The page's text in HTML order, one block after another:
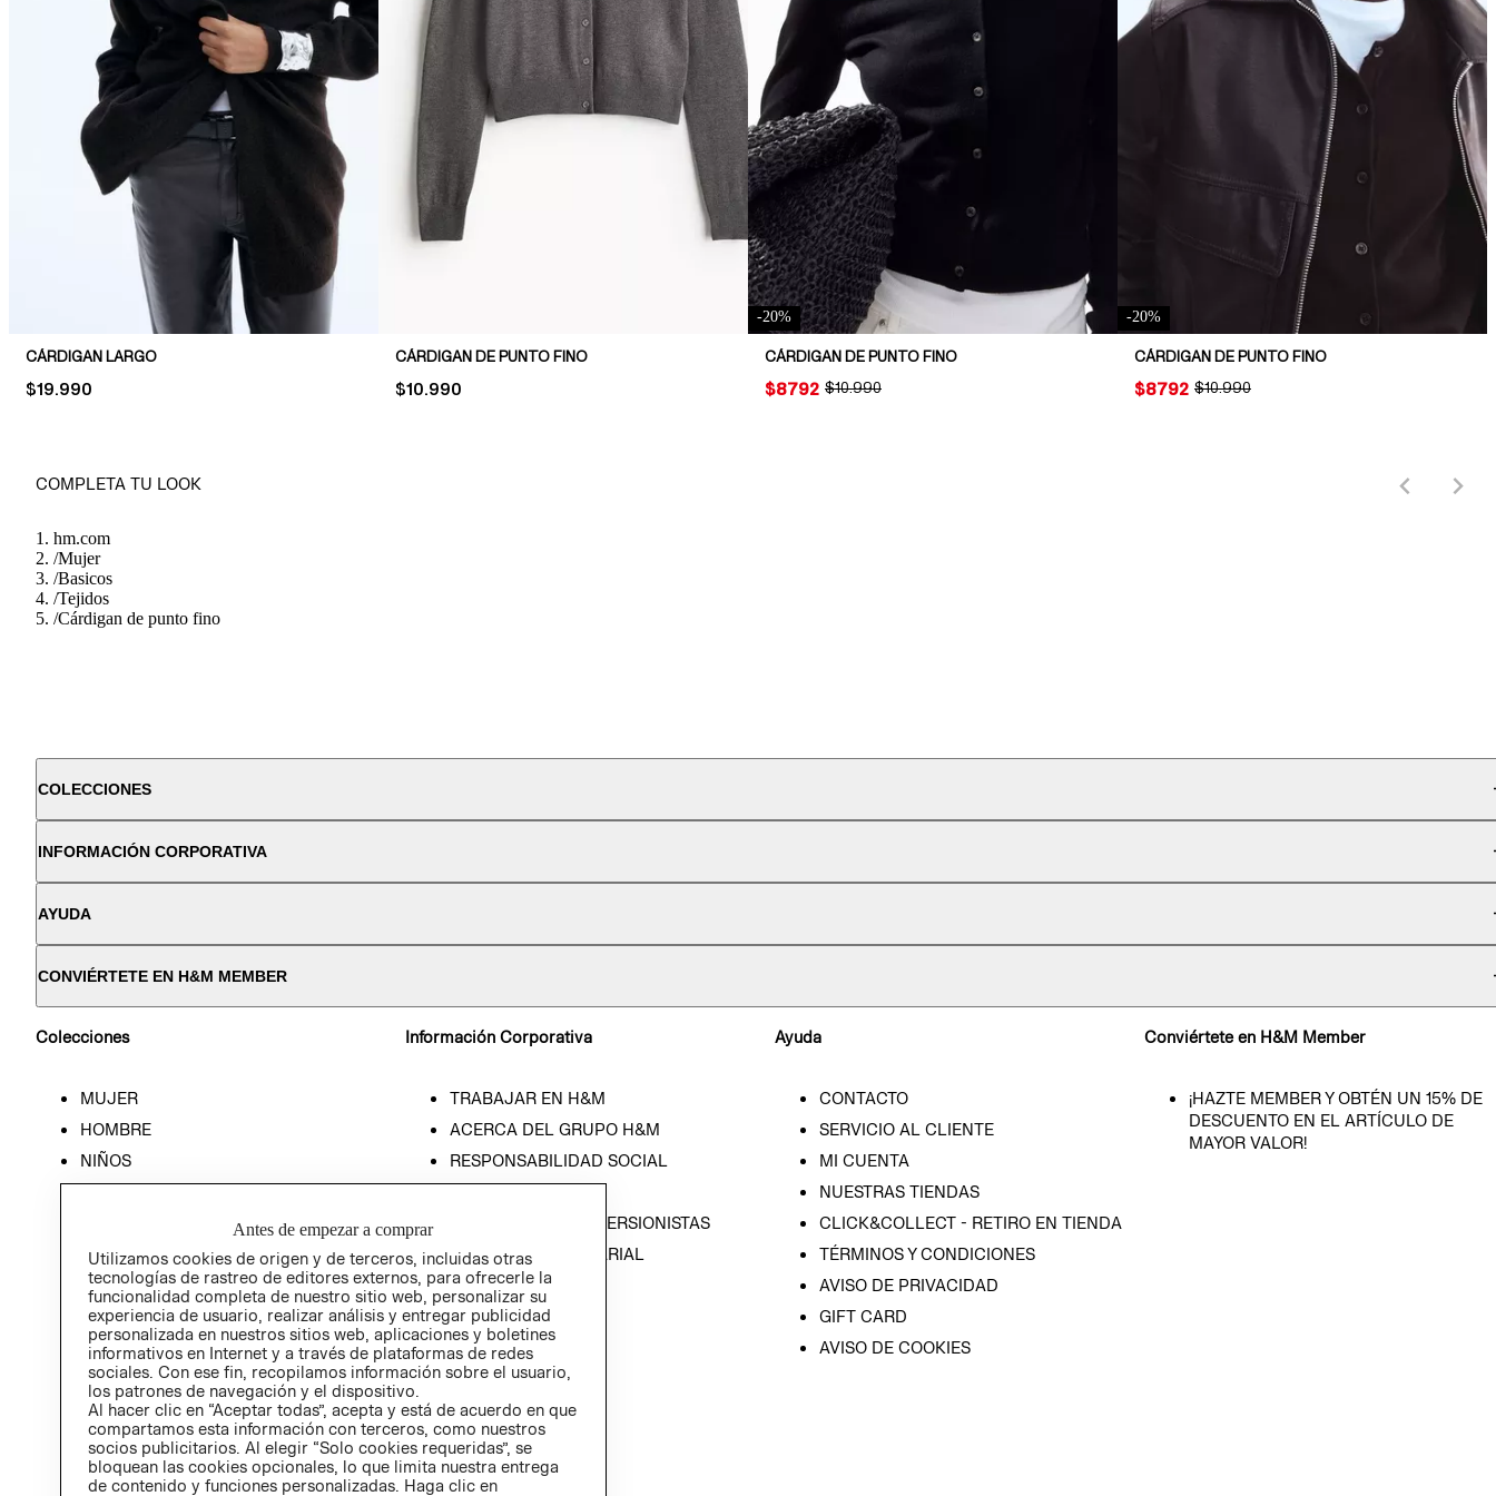
CÁRDIGAN LARGO
PRICE:
$19.990
CÁRDIGAN DE PUNTO FINO
PRICE:
$10.990
-20%
CÁRDIGAN DE PUNTO FINO
ORIGINAL PRICE:
$10.990
PRICE:
$8792
-20%
CÁRDIGAN DE PUNTO FINO
ORIGINAL PRICE:
$10.990
PRICE:
$8792
COMPLETA TU LOOK
hm.com
/Mujer
/Basicos
/Tejidos
/Cárdigan de punto fino
COLECCIONES
INFORMACIÓN CORPORATIVA
AYUDA
CONVIÉRTETE EN H&M MEMBER
Colecciones
MUJER
HOMBRE
NIÑOS
Información Corporativa
TRABAJAR EN H&M
ACERCA DEL GRUPO H&M
RESPONSABILIDAD SOCIAL
RELACIÓN CON INVERSIONISTAS
POLÍTICA EMPRESARIAL
Ayuda
CONTACTO
SERVICIO AL CLIENTE
MI CUENTA
NUESTRAS TIENDAS
CLICK&COLLECT - RETIRO EN TIENDA
TÉRMINOS Y CONDICIONES
AVISO DE PRIVACIDAD
GIFT CARD
AVISO DE COOKIES
Conviértete en H&M Member
¡HAZTE MEMBER Y OBTÉN UN 15% DE
DESCUENTO EN EL ARTÍCULO DE
MAYOR VALOR!
Antes de empezar a comprar
Utilizamos cookies de origen y de terceros, incluidas otras
tecnologías de rastreo de editores externos, para ofrecerle la
funcionalidad completa de nuestro sitio web, personalizar su
experiencia de usuario, realizar análisis y entregar publicidad
personalizada en nuestros sitios web, aplicaciones y boletines
informativos en Internet y a través de plataformas de redes
sociales. Con ese fin, recopilamos información sobre el usuario,
los patrones de navegación y el dispositivo.
Al hacer clic en “Aceptar todas”, acepta y está de acuerdo en que
compartamos esta información con terceros, como nuestros
socios publicitarios. Al elegir “Solo cookies requeridas”, se
bloquean las cookies opcionales, lo que limita nuestra entrega
de contenido y funciones personalizadas. Haga clic en